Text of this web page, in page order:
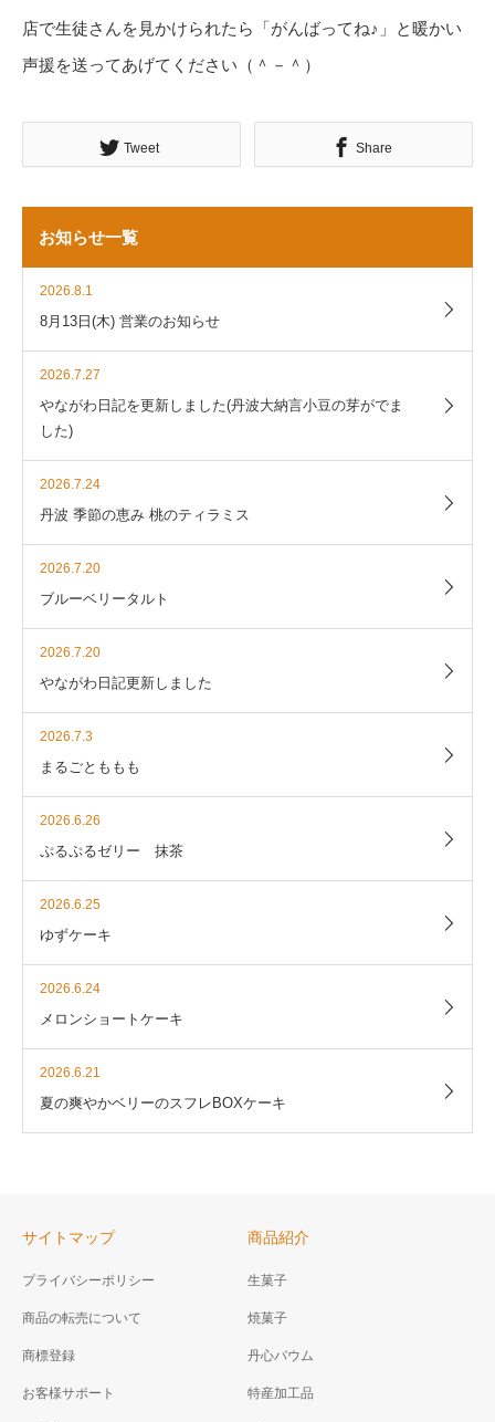
店で生徒さんを見かけられたら「がんばってね♪」と暖かい
声援を送ってあげてください（＾－＾）
Tweet Share
お知らせ一覧
2026.8.1
8月13日(木) 営業のお知らせ
2026.7.27
やながわ日記を更新しました(丹波大納言小豆の芽がでま
した)
2026.7.24
丹波 季節の恵み 桃のティラミス
2026.7.20
ブルーベリータルト
2026.7.20
やながわ日記更新しました
2026.7.3
まるごとももも
2026.6.26
ぷるぷるゼリー 抹茶
2026.6.25
ゆずケーキ
2026.6.24
メロンショートケーキ
2026.6.21
夏の爽やかベリーのスフレBOXケーキ
サイトマップ
プライバシーポリシー
商品の転売について
商標登録
お客様サポート
商品紹介
生菓子
焼菓子
丹心バウム
特産加工品